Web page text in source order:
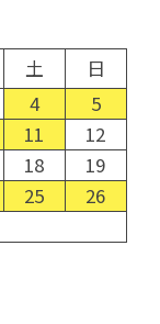
土
日
4
5
11
12
18
19
25
26